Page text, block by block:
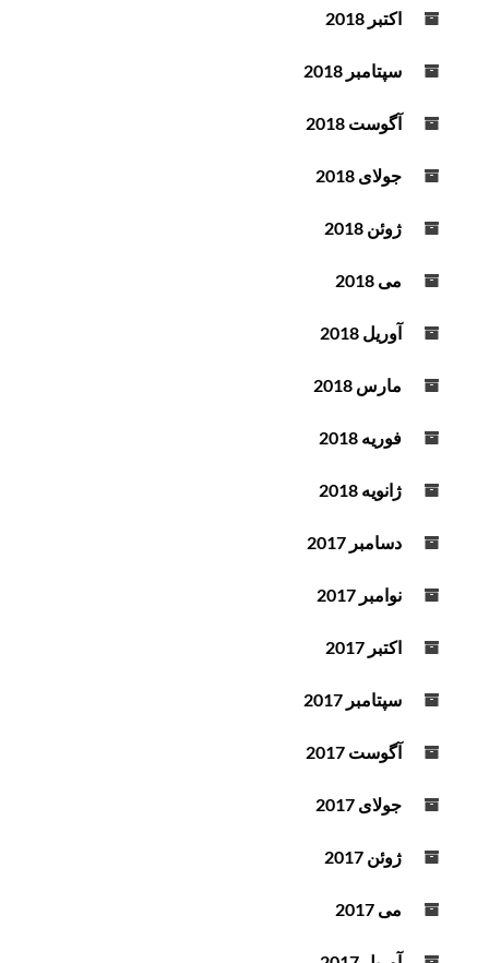
اکتبر 2018
سپتامبر 2018
آگوست 2018
جولای 2018
ژوئن 2018
می 2018
آوریل 2018
مارس 2018
فوریه 2018
ژانویه 2018
دسامبر 2017
نوامبر 2017
اکتبر 2017
سپتامبر 2017
آگوست 2017
جولای 2017
ژوئن 2017
می 2017